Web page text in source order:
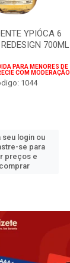
YPIÓCA 6
700ML
PARA MENORES DE
COM MODERAÇÃO
1044
seu login ou
se para
preços e
comprar